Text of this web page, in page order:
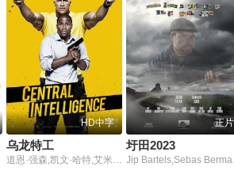
HD中字
乌龙特工
道恩·强森,凯文·哈特,艾米·莱安,丹尼尔·尼科莱特,杰森·贝特曼,亚伦·保尔,瑞恩·汉森,蒂姆·格里芬,托马斯·克莱舒曼,梅根·帕克
正片
圩田2023
Jip